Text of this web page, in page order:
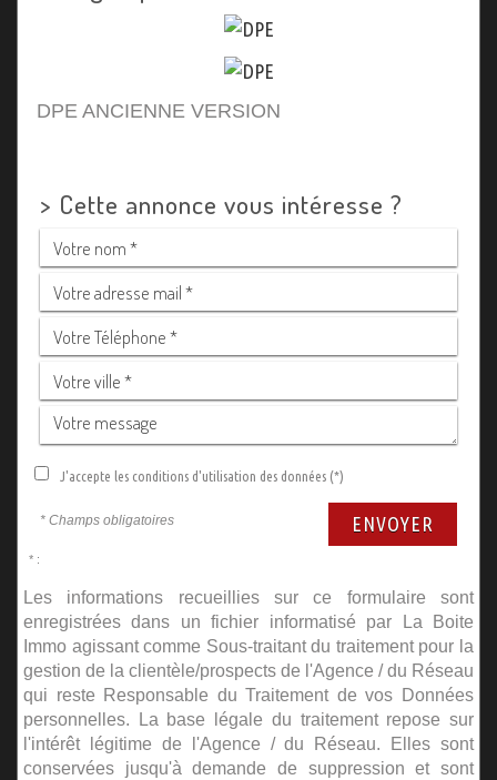
DPE ANCIENNE VERSION
> Cette annonce vous intéresse ?
J'accepte les conditions d'utilisation des données (*)
* Champs obligatoires ENVOYER
* :
Les informations recueillies sur ce formulaire sont
enregistrées dans un fichier informatisé par La Boite
Immo agissant comme Sous-traitant du traitement pour la
gestion de la clientèle/prospects de l'Agence / du Réseau
qui reste Responsable du Traitement de vos Données
personnelles. La base légale du traitement repose sur
l'intérêt légitime de l'Agence / du Réseau. Elles sont
conservées jusqu'à demande de suppression et sont